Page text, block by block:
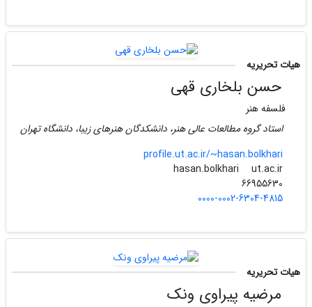
هیات تحریریه
حسن بلخاری قهی
فلسفه هنر
استاد گروه مطالعات عالی هنر، دانشکدگان هنرهای زیبا، دانشگاه تهران
profile.ut.ac.ir/~hasan.bolkhari
hasan.bolkhari
ut.ac.ir
0000-0002-6304-4815
هیات تحریریه
مرضیه پیراوی ونک